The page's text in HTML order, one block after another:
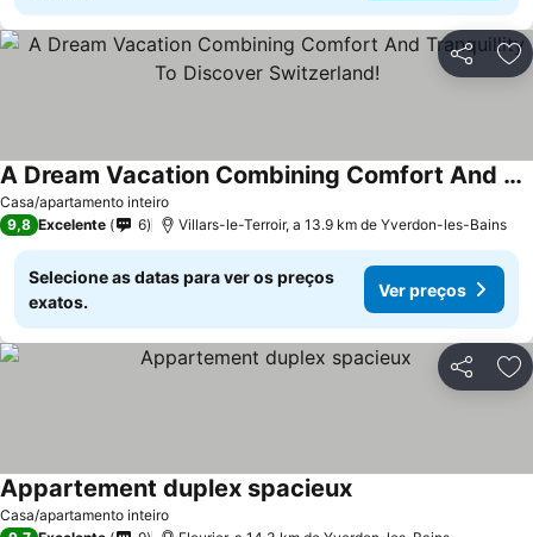
Partilhar
Casa/apartamento inteiro
A Dream Vacation Combining Comfort And Tranquillity To Discover Switzerland!
9,8 Excelente 6 Villars-le-Terroir, a 13.9 km de Yverdon-les-Bains
Selecione as datas para ver os preços
exatos.
Ver preços
Partilhar
Casa/apartamento inteiro
Appartement duplex spacieux